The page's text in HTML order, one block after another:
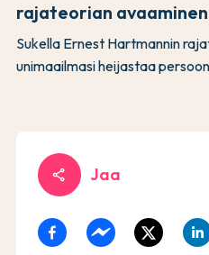
rajateorian avaaminen
Sukella Ernest Hartmannin
unimaailmasi heijastaa
share Jaa